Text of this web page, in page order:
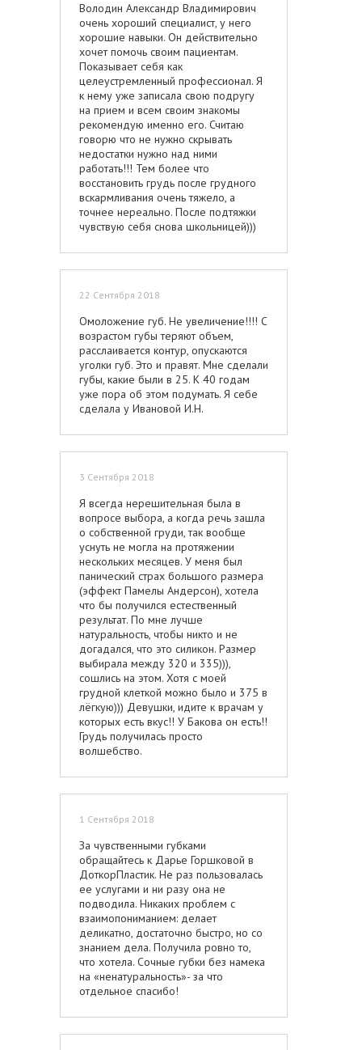
Володин Александр Владимирович
очень хороший специалист, у него
хорошие навыки. Он действительно
хочет помочь своим пациентам.
Показывает себя как
целеустремленный профессионал. Я
к нему уже записала свою подругу
на прием и всем своим знакомы
рекомендую именно его. Считаю
говорю что не нужно скрывать
недостатки нужно над ними
работать!!! Тем более что
восстановить грудь после грудного
вскармливания очень тяжело, а
точнее нереально. После подтяжки
чувствую себя снова школьницей)))
22 Сентября 2018
Омоложение губ. Не увеличение!!!! С
возрастом губы теряют объем,
расслаивается контур, опускаются
уголки губ. Это и правят. Мне сделали
губы, какие были в 25. К 40 годам
уже пора об этом подумать. Я себе
сделала у Ивановой И.Н.
3 Сентября 2018
Я всегда нерешительная была в
вопросе выбора, а когда речь зашла
о собственной груди, так вообще
уснуть не могла на протяжении
нескольких месяцев. У меня был
панический страх большого размера
(эффект Памелы Андерсон), хотела
что бы получился естественный
результат. По мне лучше
натуральность, чтобы никто и не
догадался, что это силикон. Размер
выбирала между 320 и 335))),
сошлись на этом. Хотя с моей
грудной клеткой можно было и 375 в
лёгкую))) Девушки, идите к врачам у
которых есть вкус!! У Бакова он есть!!
Грудь получилась просто
волшебство.
1 Сентября 2018
За чувственными губками
обращайтесь к Дарье Горшковой в
ДоткорПластик. Не раз пользовалась
ее услугами и ни разу она не
подводила. Никаких проблем с
взаимопониманием: делает
деликатно, достаточно быстро, но со
знанием дела. Получила ровно то,
что хотела. Сочные губки без намека
на «ненатуральность»- за что
отдельное спасибо!